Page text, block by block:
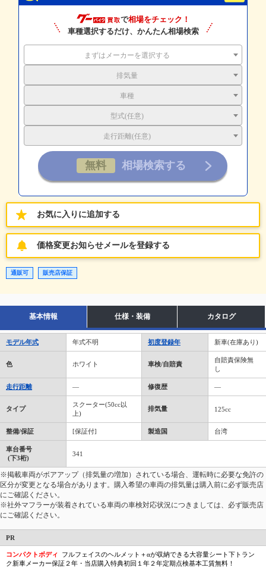
で相場をチェック！
車種選択するだけ、かんたん相場検索
まずはメーカーを選択する
排気量
車種
型式(任意)
走行距離(任意)
お気に入りに追加する
価格変更お知らせメールを登録する
通販可 販売店保証
基本情報 仕様・装備 カタログ
モデル年式 年式不明 初度登録年 新車(在庫あり)
色 ホワイト 車検/自賠責
自賠責保険無
し
走行距離 ― 修復歴 ―
タイプ
スクーター(50cc以
上)
排気量 125cc
整備/保証 [保証付] 製造国 台湾
車台番号
(下3桁)
341
※掲載車両がボアアップ（排気量の増加）されている場合、運転時に必要な免許の
区分が変更となる場合があります。購入希望の車両の排気量は購入前に必ず販売店
にご確認ください。
※社外マフラーが装着されている車両の車検対応状況につきましては、必ず販売店
にご確認ください。
PR
コンパクトボディ
フルフェイスのヘルメット＋αが収納できる大容量シート下トラン
ク新車メーカー保証２年・当店購入特典初回１年２年定期点検基本工賃無料！